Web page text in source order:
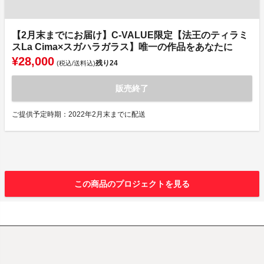
【2月末までにお届け】C-VALUE限定【法王のティラミ
スLa Cima×スガハラガラス】唯一の作品をあなたに
¥28,000 (税込/送料込)残り24
販売終了
ご提供予定時期：2022年2月末までに配送
この商品のプロジェクトを見る